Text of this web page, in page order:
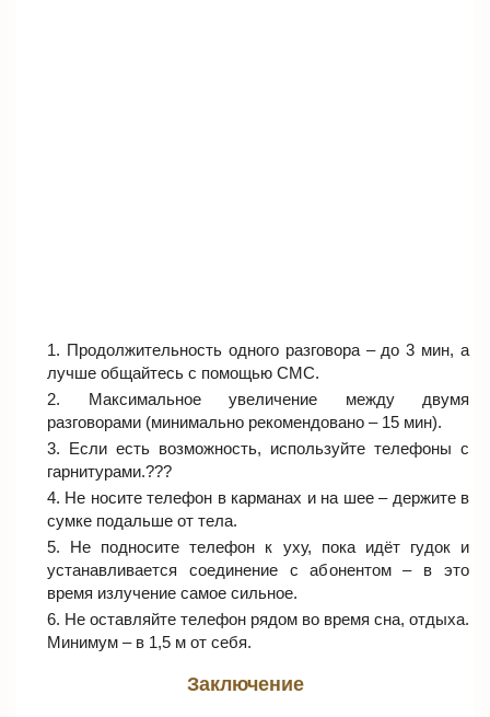
Продолжительность одного разговора – до 3 мин, а
лучше общайтесь с помощью СМС.
Максимальное увеличение между двумя
разговорами (минимально рекомендовано – 15 мин).
Если есть возможность, используйте телефоны с
гарнитурами.???
Не носите телефон в карманах и на шее – держите в
сумке подальше от тела.
Не подносите телефон к уху, пока идёт гудок и
устанавливается соединение с абонентом – в это
время излучение самое сильное.
Не оставляйте телефон рядом во время сна, отдыха.
Минимум – в 1,5 м от себя.
Заключение